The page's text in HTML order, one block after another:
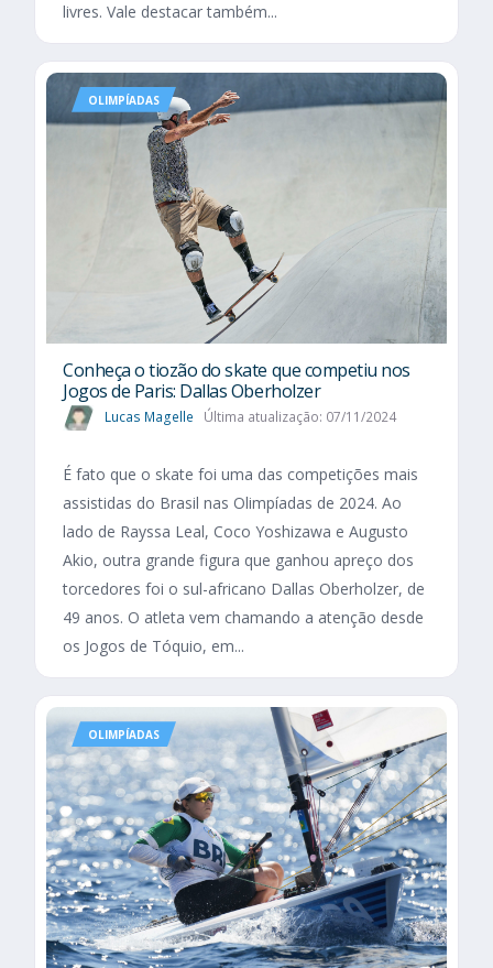
livres. Vale destacar também...
OLIMPÍADAS
Conheça o tiozão do skate que competiu nos
Jogos de Paris: Dallas Oberholzer
Lucas Magelle Última atualização: 07/11/2024
É fato que o skate foi uma das competições mais
assistidas do Brasil nas Olimpíadas de 2024. Ao
lado de Rayssa Leal, Coco Yoshizawa e Augusto
Akio, outra grande figura que ganhou apreço dos
torcedores foi o sul-africano Dallas Oberholzer, de
49 anos. O atleta vem chamando a atenção desde
os Jogos de Tóquio, em...
OLIMPÍADAS